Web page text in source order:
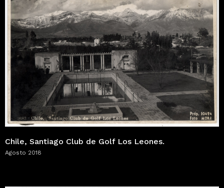
Chile, Santiago Club de Golf Los Leones.
Agosto 2018